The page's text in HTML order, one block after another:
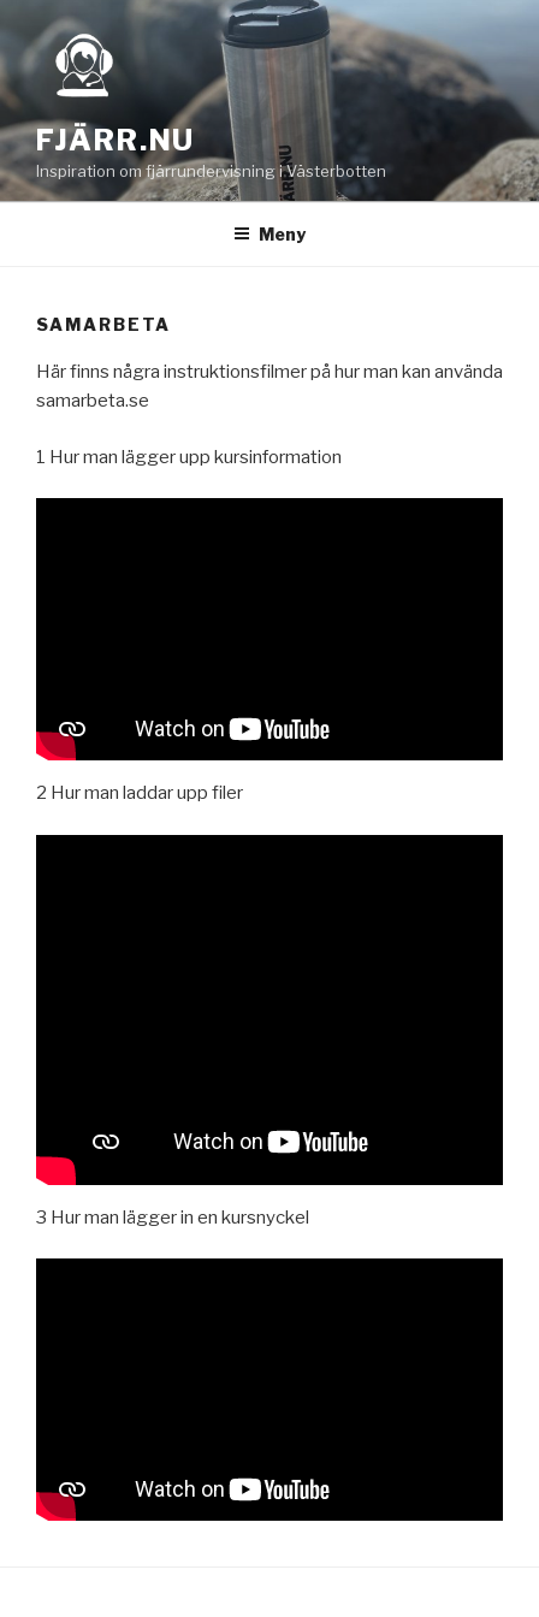
innehåll
FJÄRR.NU
Inspiration om fjärrundervisning i Västerbotten
Meny
SAMARBETA
Här finns några instruktionsfilmer på hur man kan använda
samarbeta.se
1 Hur man lägger upp kursinformation
2 Hur man laddar upp filer
3 Hur man lägger in en kursnyckel